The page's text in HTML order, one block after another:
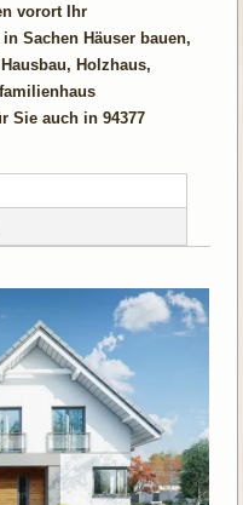
vorort Ihr
Sachen Häuser bauen,
Holzhaus,
Sie auch in 94377